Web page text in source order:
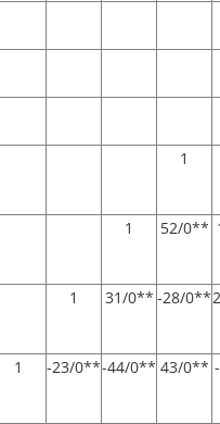
1
**52/0
1
**28/0-
**31/0
1
**43/0
**44/0-
**23/0-
1